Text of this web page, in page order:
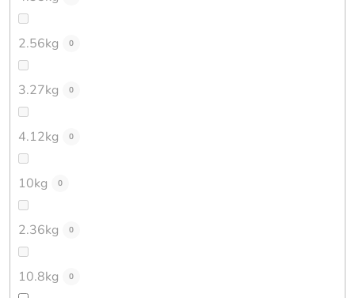
2.56kg 0
3.27kg 0
4.12kg 0
10kg 0
2.36kg 0
10.8kg 0